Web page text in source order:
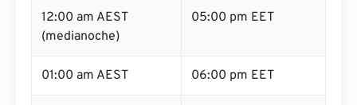
12:00 am AEST
(medianoche)
05:00 pm EET
01:00 am AEST 06:00 pm EET